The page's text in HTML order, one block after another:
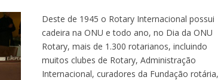
Deste de 1945 o Rotary Internacional possui
cadeira na ONU e todo ano, no Dia da ONU
Rotary, mais de 1.300 rotarianos, incluindo
muitos clubes de Rotary, Administração
Internacional, curadores da Fundação rotária,